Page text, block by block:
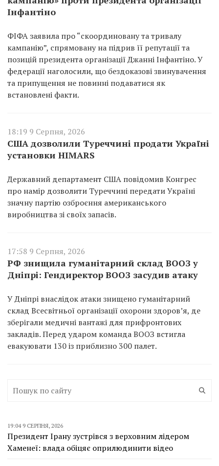
Інфантіно
ФІФА заявила про “скоординовану та тривалу
кампанію”, спрямовану на підрив її репутації та
позицій президента організації Джанні Інфантіно. У
федерації наголосили, що бездоказові звинувачення
та припущення не повинні подаватися як
встановлені факти.
18:19 9 Серпня, 2026
США дозволили Туреччині продати Україні
установки HIMARS
Державний департамент США повідомив Конгрес
про намір дозволити Туреччині передати Україні
значну партію озброєння американського
виробництва зі своїх запасів.
17:58 9 Серпня, 2026
РФ знищила гуманітарний склад ВООЗ у
Дніпрі: Гендиректор ВООЗ засудив атаку
У Дніпрі внаслідок атаки знищено гуманітарний
склад Всесвітньої організації охорони здоров’я, де
зберігали медичні вантажі для прифронтових
закладів. Перед ударом команда ВООЗ встигла
евакуювати 130 із приблизно 300 палет.
19:04 9 СЕРПНЯ, 2026
Президент Ірану зустрівся з верховним лідером
Хаменеї: влада обіцяє оприлюдинити відео